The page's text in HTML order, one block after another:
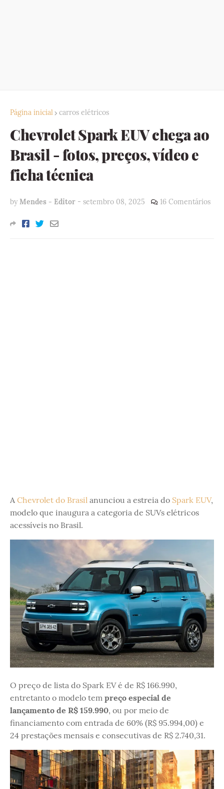
Página inicial carros elétricos
Chevrolet Spark EUV chega ao
Brasil - fotos, preços, vídeo e
ficha técnica
by Mendes - Editor - setembro 08, 2025 16 Comentários
A Chevrolet do Brasil anunciou a estreia do Spark EUV,
modelo que inaugura a categoria de SUVs elétricos
acessíveis no Brasil.
O preço de lista do Spark EV é de R$ 166.990,
entretanto o modelo tem preço especial de
lançamento de R$ 159.990, ou por meio de
financiamento com entrada de 60% (R$ 95.994,00) e
24 prestações mensais e consecutivas de R$ 2.740,31.